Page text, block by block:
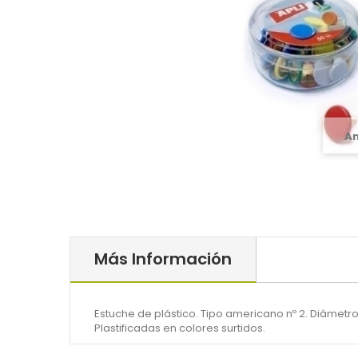
Más Información
Estuche de plástico. Tipo americano nº 2.
Plastificadas en colores surtidos.